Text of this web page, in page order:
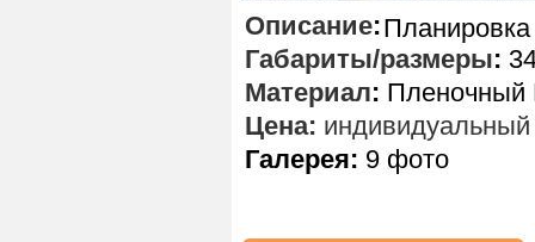
Планировка
Описание:
Габариты/размеры:
Материал:
Цена: индивидуальный
Галерея: 9 фото